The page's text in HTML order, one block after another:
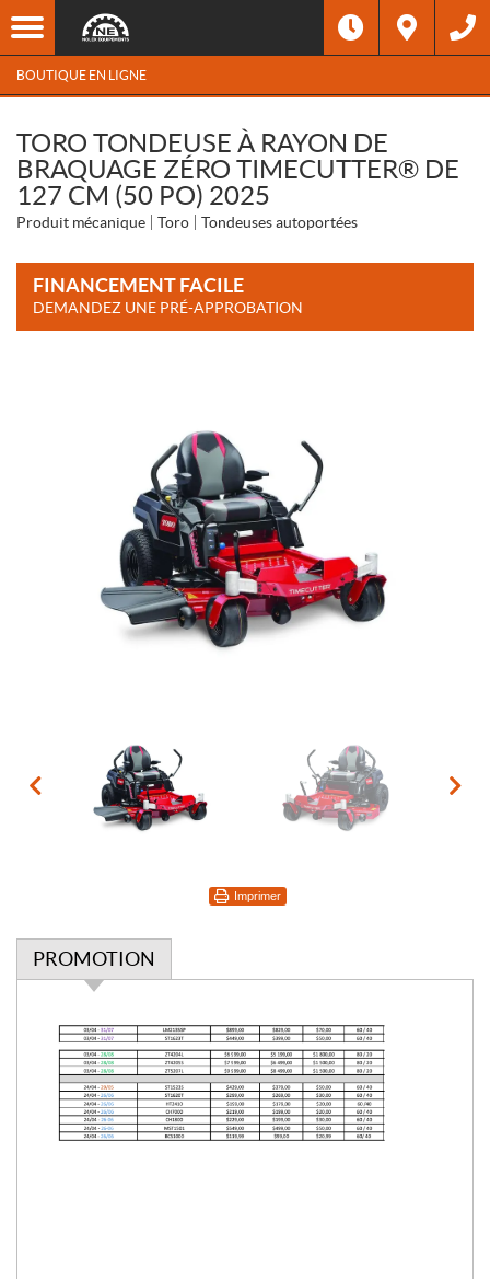
BOUTIQUE EN LIGNE
TORO TONDEUSE À RAYON DE
BRAQUAGE ZÉRO TIMECUTTER® DE
127 CM (50 PO) 2025
Produit mécanique Toro Tondeuses autoportées
FINANCEMENT FACILE
DEMANDEZ UNE PRÉ-APPROBATION
Imprimer
PROMOTION